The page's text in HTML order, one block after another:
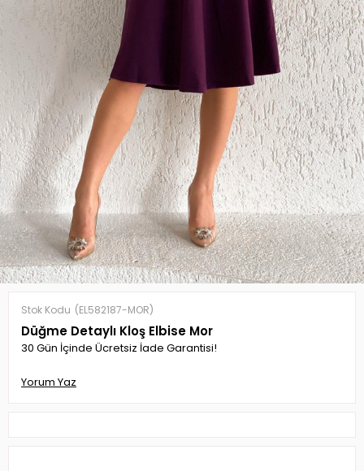
Stok Kodu (EL582187-MOR)
Düğme Detaylı Kloş Elbise Mor
30 Gün İçinde Ücretsiz İade Garantisi!
Yorum Yaz